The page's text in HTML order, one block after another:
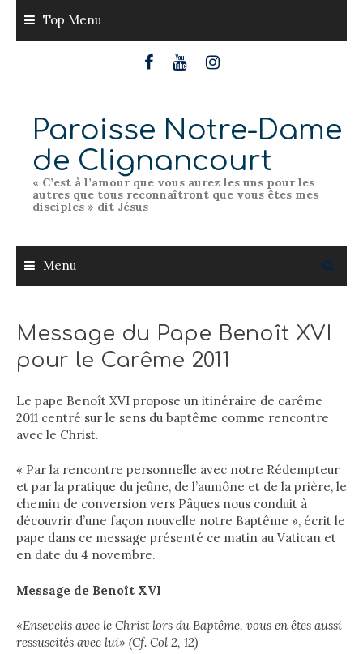
content
Top Menu
Paroisse Notre-Dame
de Clignancourt
« C’est à l’amour que vous aurez les uns pour les
autres que tous reconnaîtront que vous êtes mes
disciples » dit Jésus
Menu
Message du Pape Benoît XVI
pour le Carême 2011
Le pape Benoît XVI propose un itinéraire de carême
2011 centré sur le sens du baptême comme rencontre
avec le Christ.
« Par la rencontre personnelle avec notre Rédempteur
et par la pratique du jeûne, de l’aumône et de la prière, le
chemin de conversion vers Pâques nous conduit à
découvrir d’une façon nouvelle notre Baptême », écrit le
pape dans ce message présenté ce matin au Vatican et
en date du 4 novembre.
Message de Benoît XVI
«Ensevelis avec le Christ lors du Baptême, vous en êtes aussi
ressuscités avec lui» (Cf. Col 2, 12)